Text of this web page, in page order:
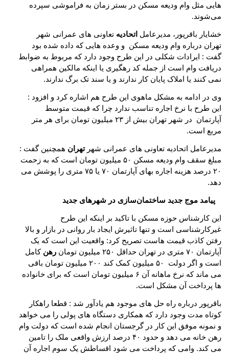
هایی مثل وام ودیعه مسکن در بستر زمان به فراموشی سپرده
می‌شوند.
خشایار باقرپور، مدیرعامل اتحادیه تعاونی های عمرانی شهر
تهران درباره وام ودیعه مسکن و وعده هایی که داده شده بود
گفت : ایرادات شکلی در این طرح وجود دارد که مربوط به ضوابط
دریافت وام است از جمله کد رهگیری یا اینکه مالکین همراهی
نمی کنند یا املاک پایان کار ندارند و یا سند تک برگ ندارند.
وی در ادامه به مشکل ماهوی این طرح هم اشاره کرد و افزود :
این طرح با نرخ اجاره تناسب ندارد چرا که قیمت متوسط
آپارتمان در شهر تهران بیش از ۲۳ میلیون تومان برای هر متر
مربع است.
مدیرعامل اتحادیه تعاونی های عمرانی شهرتهران همچنین گفت :
مبلغ سقف وام ودیعه مسکن ۵۰ میلیون تومان است که به زحمت
۲۰ درصد هزینه اجاره بهای آپارتمان ۷۰ یا ۷۵ متری را پوشش می
دهد.
پیامد موج جدید ساختمان‌سازی در شهرهای جدید
این کارشناس حوزه مسکن با تاکید بر اینکه این طرح
غیرکارشناسی است و تنها تاثیرش ایجاد بار روانی در بازار و بالا
رفتن کاذب قیمت هاست تصریح کرد: واقعیت این است که یک
آپارتمان ۷۰ متری در تهران حداقل ۲۵۰ میلیون تومان
رهنکامل
است و اگر دولت ۵۰ میلیون کمک کند ۲۰۰ میلیون تومان باقی
می ماند که نرخ ماهانه آن ۶ میلیون تومان است که برای خانواده
ها پرداخت آن مشکل است.
باقرپور درباره راه حل های موجود هم یادآور شد : قطعا راهکار
کوتاه مدت وجود دارد که همکاری دستگاه های پولی را می خواهد
و نمونه موفق این کار در گرجستان انجام شده است که دولت وام
رهن خانه می دهد و حدود ۴۰ درصد ارزش واقعی ملک را تامین
می کند. وامی که پرداخت می شود اقساطش یک سوم اجاره آن